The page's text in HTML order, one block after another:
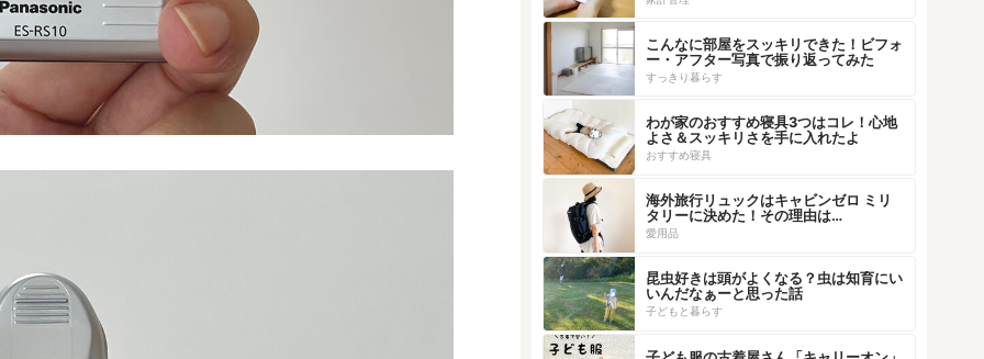
こんなに部屋をスッキリできた！ビフォ
ー・アフター写真で振り返ってみた
すっきり暮らす
わが家のおすすめ寝具3つはコレ！心地
よさ＆スッキリさを手に入れたよ
おすすめ寝具
海外旅行リュックはキャビンゼロ ミリ
タリーに決めた！その理由は…
愛用品
昆虫好きは頭がよくなる？虫は知育にい
いんだなぁーと思った話
子どもと暮らす